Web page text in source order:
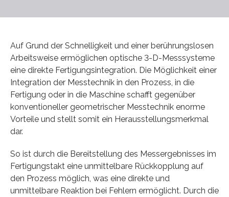
Auf Grund der Schnelligkeit und einer berührungslosen
Arbeitsweise ermöglichen optische 3-D-Messsysteme
eine direkte Fertigungsintegration. Die Möglichkeit einer
Integration der Messtechnik in den Prozess, in die
Fertigung oder in die Maschine schafft gegenüber
konventioneller geometrischer Messtechnik enorme
Vorteile und stellt somit ein Herausstellungsmerkmal
dar.
So ist durch die Bereitstellung des Messergebnisses im
Fertigungstakt eine unmittelbare Rückkopplung auf
den Prozess möglich, was eine direkte und
unmittelbare Reaktion bei Fehlern ermöglicht. Durch die